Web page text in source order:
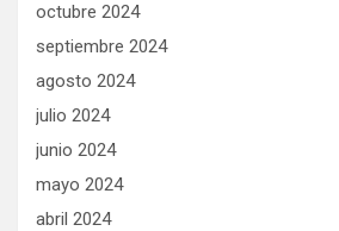
octubre 2024
septiembre 2024
agosto 2024
julio 2024
junio 2024
mayo 2024
abril 2024